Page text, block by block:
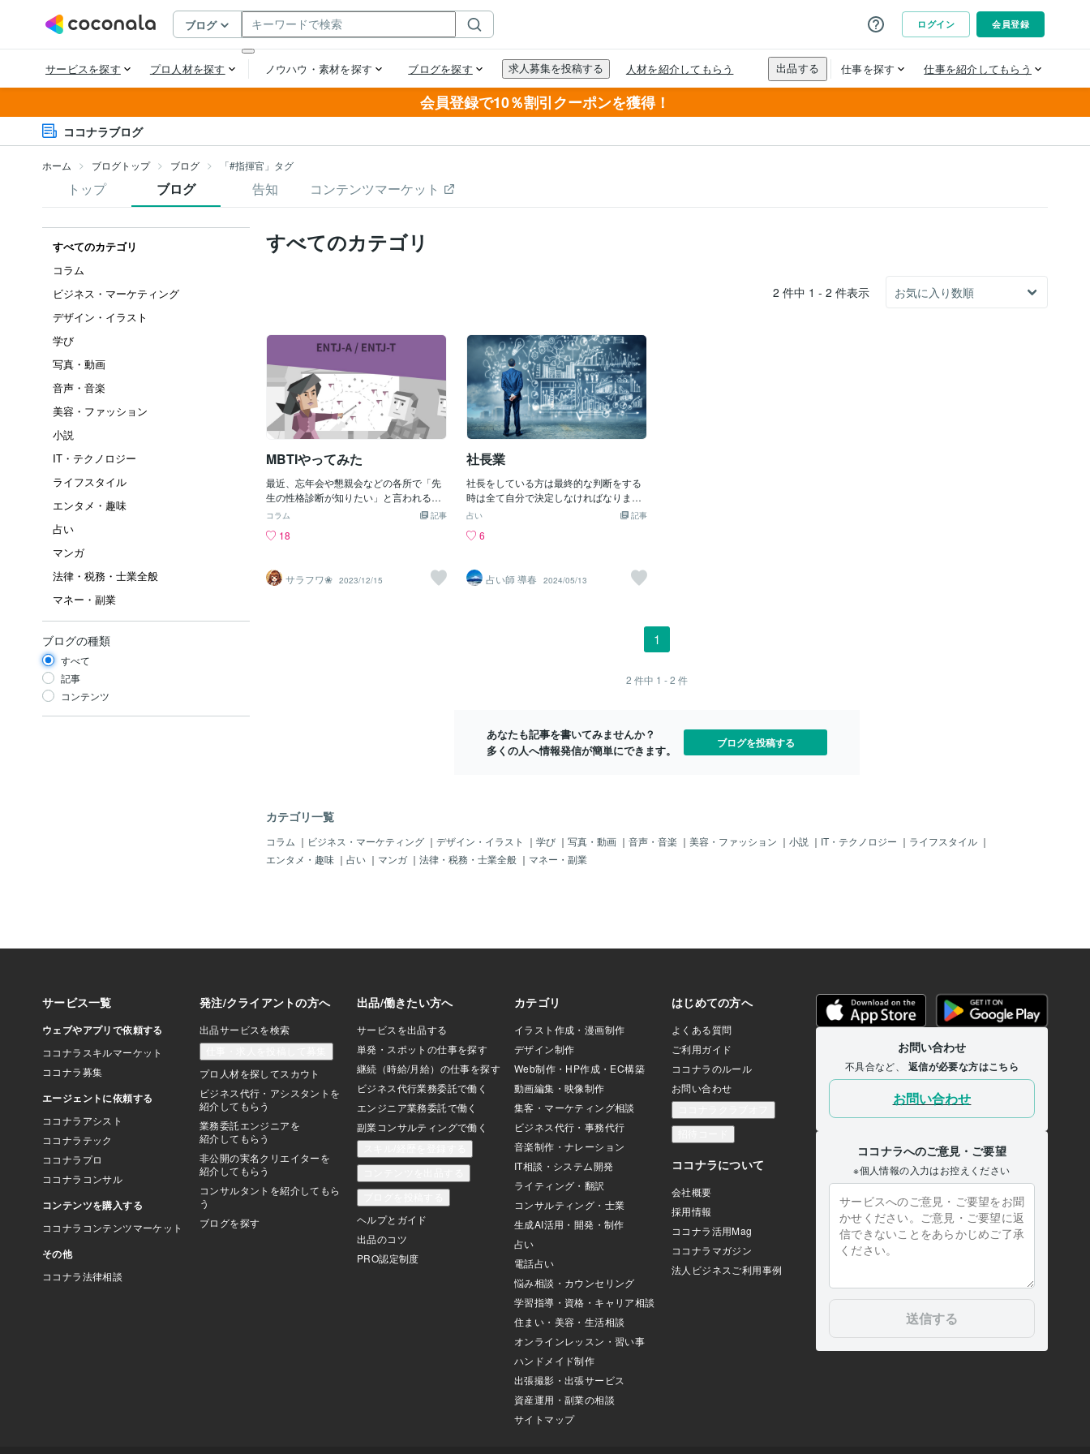
会員登録で10％割引クーポンを獲得！
ココナラブログ
ホーム ブログトップ ブログ 「#指揮官」タグ
トップ ブログ 告知 コンテンツマーケット
すべてのカテゴリ
コラム
ビジネス・マーケティング
デザイン・イラスト
学び
写真・動画
音声・音楽
美容・ファッション
小説
IT・テクノロジー
ライフスタイル
エンタメ・趣味
占い
マンガ
法律・税務・士業全般
マネー・副業
ブログの種類
すべて
記事
コンテンツ
すべてのカテゴリ
2 件中 1 - 2 件表示
MBTIやってみた
最近、忘年会や懇親会などの各所で「先
生の性格診断が知りたい」と言われるの
で、MBTI診断をやってみた。前々から学
カテゴリーを忘れてしまった。確か数年
り覚えていたのだが...実際、やってみた
結果はこちら。 「指揮官」 思い出し
い... ココナラの危機じゃん！！ココナラ
なんか複雑。おそらくココナラ電話相談
の経験上、私の得意な分野は・論点整理
MBTI「擁護者」の方、 ドMの方... どうぞ
ば、だいぶ前に私の出品評価に☆2をつけ
「愚痴
記事
コラム
18
サラフワ❀ 2023/12/15
社長業
社長をしている方は最終的な判断をする
時は全て自分で決定しなければなりませ
ん。周りの助言、意見を聞くことも大切
自分自身に降りかかってきます。ではそ
の中でも占いに頼っている人が多いので
はないでしょうか。普段から様々な事で
が高く大切にされています。政治、軍事
なってみてはいかかでしょうか！梅個性
(大物)：https://coconala.com/blogs/2722
005/228651 松個性(城) ：https://cocon
e/B5QXX3
記事
占い
6
占い師 導春 2024/05/13
1
2 件中 1 - 2 件
あなたも記事を書いてみませんか？
多くの人へ情報発信が簡単にできます。
ブログを投稿する
カテゴリ一覧
コラム ｜ ビジネス・マーケティング ｜ デザイン・イラスト ｜ 学び ｜ 写真・動画 ｜ 音声・音楽 ｜ 美容・ファッション ｜ 小説 ｜ IT・テクノロジー ｜ ライフスタイル ｜
エンタメ・趣味 ｜ 占い ｜ マンガ ｜ 法律・税務・士業全般 ｜ マネー・副業